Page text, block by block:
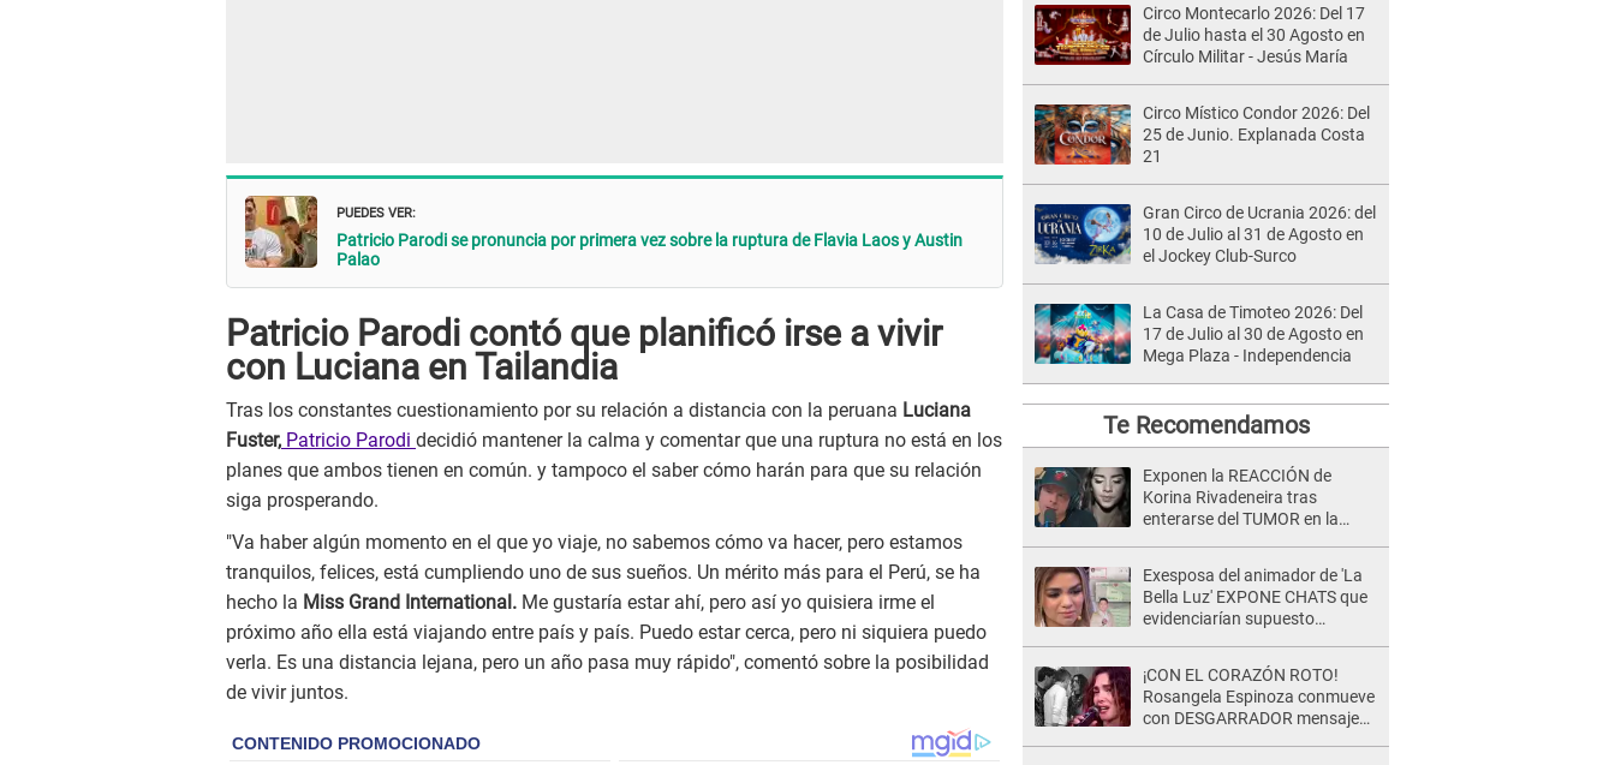
PUEDES VER:
Patricio Parodi se pronuncia por primera vez sobre la ruptura de Flavia Laos y Austin
Palao
Patricio Parodi contó que planificó irse a vivir
con Luciana en Tailandia
Tras los constantes cuestionamiento por su relación a distancia con la peruana Luciana
Fuster, Patricio Parodi decidió mantener la calma y comentar que una ruptura no está en los
planes que ambos tienen en común. y tampoco el saber cómo harán para que su relación
siga prosperando.
"Va haber algún momento en el que yo viaje, no sabemos cómo va hacer, pero estamos
tranquilos, felices, está cumpliendo uno de sus sueños. Un mérito más para el Perú, se ha
hecho la Miss Grand International. Me gustaría estar ahí, pero así yo quisiera irme el
próximo año ella está viajando entre país y país. Puedo estar cerca, pero ni siquiera puedo
verla. Es una distancia lejana, pero un año pasa muy rápido", comentó sobre la posibilidad
de vivir juntos.
Circo Montecarlo 2026: Del 17
de Julio hasta el 30 Agosto en
Círculo Militar - Jesús María
Circo Místico Condor 2026: Del
25 de Junio. Explanada Costa
21
Gran Circo de Ucrania 2026: del
10 de Julio al 31 de Agosto en
el Jockey Club-Surco
La Casa de Timoteo 2026: Del
17 de Julio al 30 de Agosto en
Mega Plaza - Independencia
Te Recomendamos
Exponen la REACCIÓN de
Korina Rivadeneira tras
enterarse del TUMOR en la
Exesposa del animador de 'La
Bella Luz' EXPONE CHATS que
evidenciarían supuesto
Saldaña, pese a tener pareja
¡CON EL CORAZÓN ROTO!
Rosangela Espinoza conmueve
con DESGARRADOR mensaje